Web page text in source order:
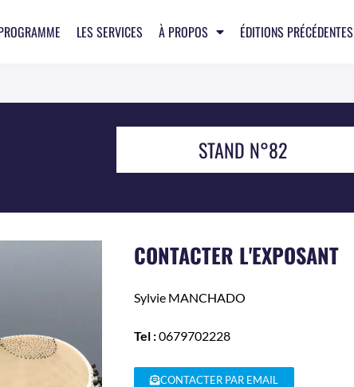
LES SERVICES À PROPOS ÉDITIONS PRÉCÉDENTES
STAND N°82
CONTACTER L'EXPOSANT
SylvieMANCHADO
Tel :0679702228
CONTACTER PAR EMAIL